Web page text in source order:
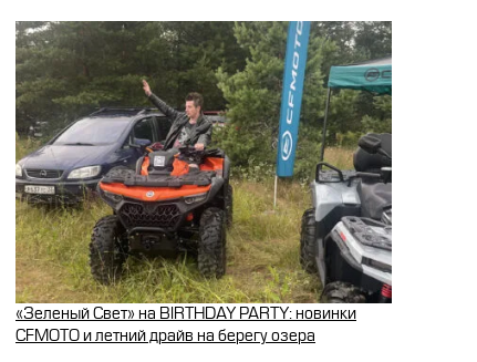
«Зеленый Свет» на BIRTHDAY PARTY: новинки
CFMOTO и летний драйв на берегу озера